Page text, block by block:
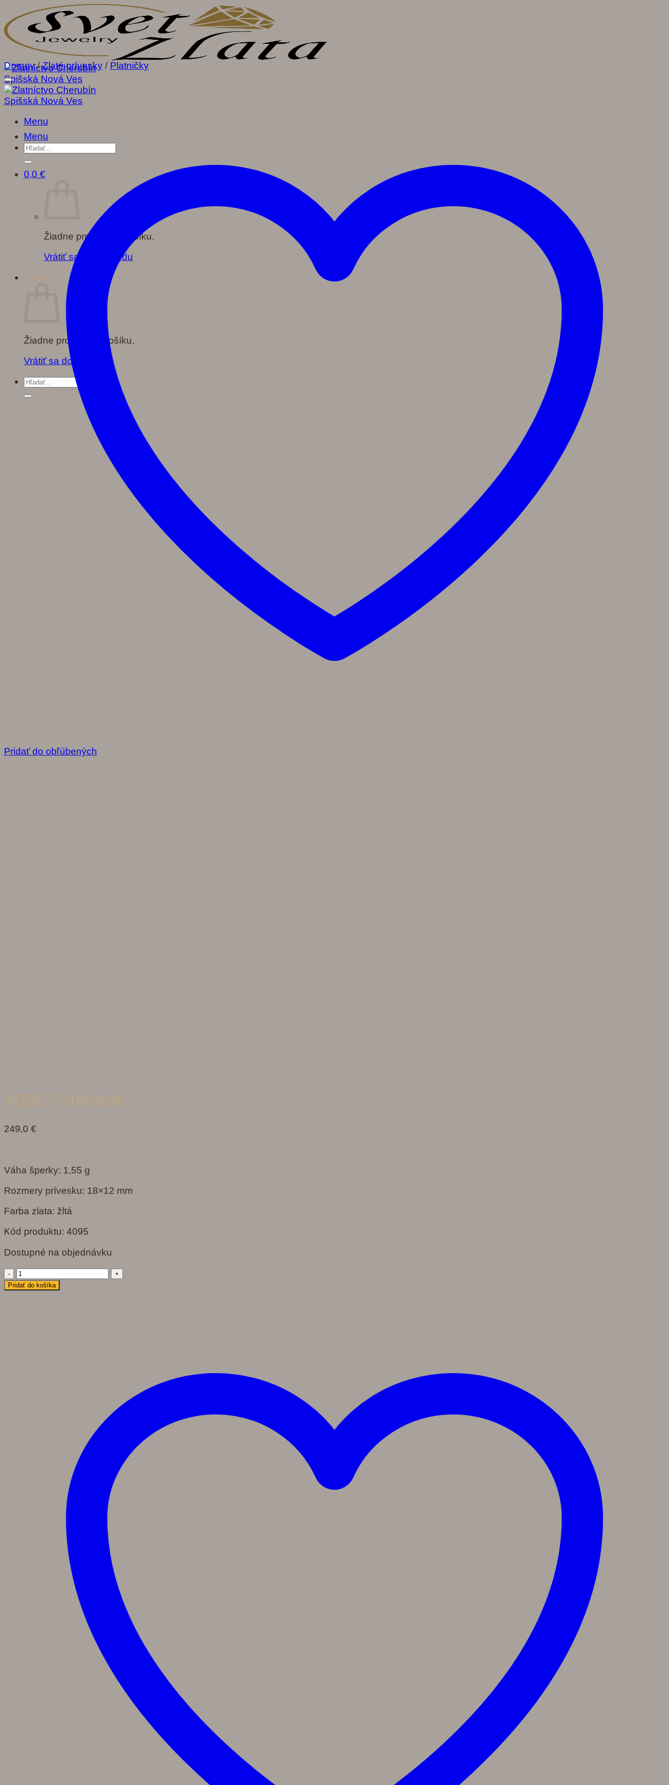
to
content
Menu
Menu
Hľadať:
0,0 €
Žiadne produkty v košíku.
Vrátiť sa do obchodu
Košík
Žiadne produkty v košíku.
Vrátiť sa do obchodu
Hľadať:
Domov / Zlaté prívesky / Platničky
Pridať do obľúbených
4095 Prívesok
249,0 €
Váha šperky: 1,55 g
Rozmery prívesku: 18×12 mm
Farba zlata: žltá
Kód produktu: 4095
Dostupné na objednávku
množstvo
4095
Prívesok
Pridať do košíka